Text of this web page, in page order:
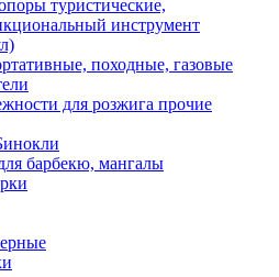
туристические,
инструмент
походные, газовые
для розжига прочие
барбекю, мангалы